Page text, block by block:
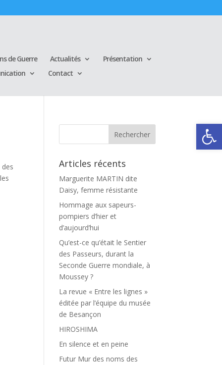
Ouvrir
de Guerre Actualités
Présentation
Contact
Articles récents
Marguerite MARTIN dite
Daisy, femme résistante
Hommage aux sapeurs-
pompiers d’hier et
d’aujourd’hui
Qu’est-ce qu’était le Sentier
des Passeurs, durant la
Seconde Guerre mondiale, à
Moussey ?
La revue « Entre les lignes »
éditée par l’équipe du musée
de Besançon
HIROSHIMA
En silence et en peine
Futur Mur des noms des